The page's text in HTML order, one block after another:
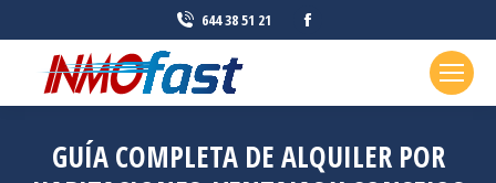
644 38 51 21
in
window
GUÍA COMPLETA DE ALQUILER POR